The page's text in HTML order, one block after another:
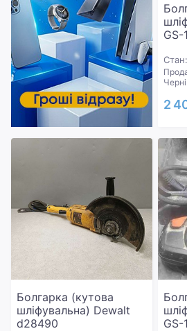
GS-
Стан:
2
Болгарка (кутова
шліфувальна) Dewalt
d28490
GS-